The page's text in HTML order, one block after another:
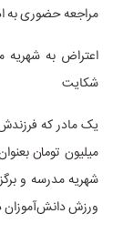
مراجعه حضوری به
اعتراض به شهریه
شکایت
میلیون تومان
شهریه مدرسه و
ورزش دانش‌آموزان